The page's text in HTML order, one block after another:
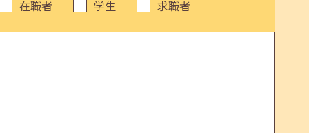
在職者 学生 求職者